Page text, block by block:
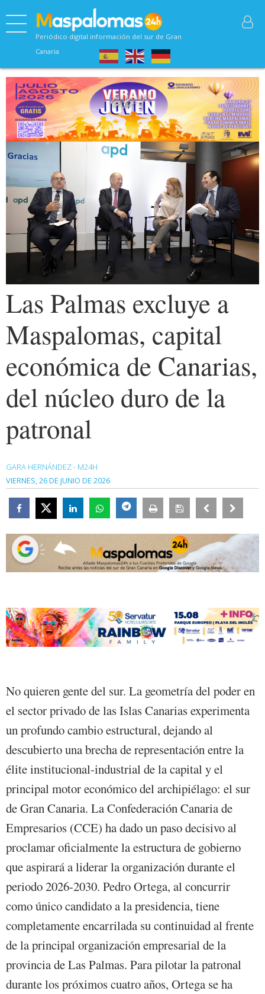
Periódico digital información del sur de Gran
Canaria
Las Palmas excluye a
Maspalomas, capital
económica de Canarias,
del núcleo duro de la
patronal
GARA HERNÁNDEZ - M24H
VIERNES, 26 DE JUNIO DE 2026
No quieren gente del sur. La geometría del poder en
el sector privado de las Islas Canarias experimenta
un profundo cambio estructural, dejando al
descubierto una brecha de representación entre la
élite institucional-industrial de la capital y el
principal motor económico del archipiélago: el sur
de Gran Canaria. La Confederación Canaria de
Empresarios (CCE) ha dado un paso decisivo al
proclamar oficialmente la estructura de gobierno
que aspirará a liderar la organización durante el
periodo 2026-2030. Pedro Ortega, al concurrir
como único candidato a la presidencia, tiene
completamente encarrilada su continuidad al frente
de la principal organización empresarial de la
provincia de Las Palmas. Para pilotar la patronal
durante los próximos cuatro años, Ortega se ha